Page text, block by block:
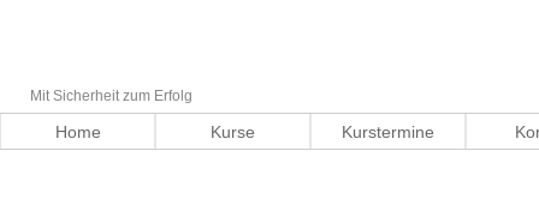
Home Kurse Kurstermine
Mit Sicherheit zum Erfolg